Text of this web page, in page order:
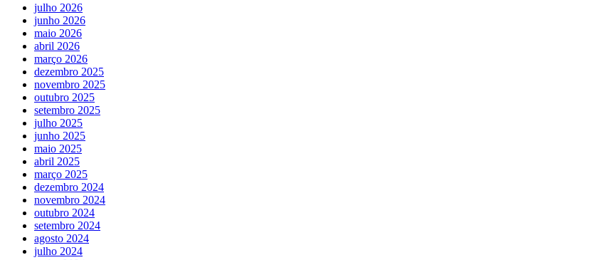
julho 2026
junho 2026
maio 2026
abril 2026
março 2026
dezembro 2025
novembro 2025
outubro 2025
setembro 2025
julho 2025
junho 2025
maio 2025
abril 2025
março 2025
dezembro 2024
novembro 2024
outubro 2024
setembro 2024
agosto 2024
julho 2024